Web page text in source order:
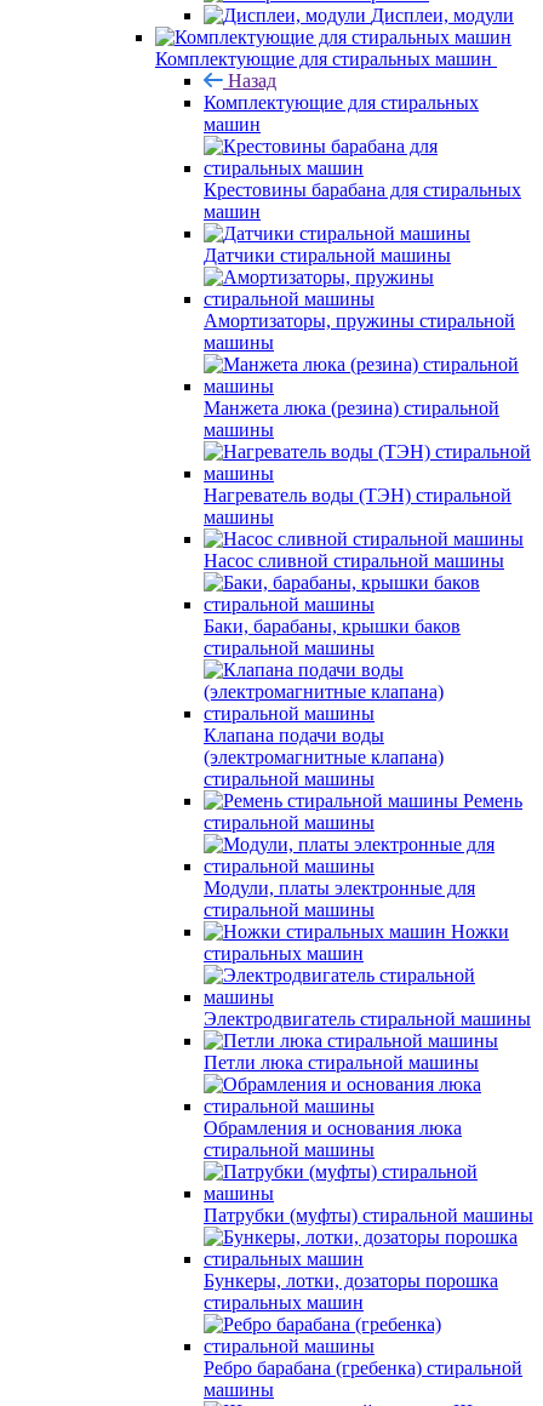
Дисплеи, модули
Комплектующие для стиральных машин
Назад
Комплектующие для стиральных
машин
Крестовины барабана для стиральных
машин
Датчики стиральной машины
Амортизаторы, пружины стиральной
машины
Манжета люка (резина) стиральной
машины
Нагреватель воды (ТЭН) стиральной
машины
Насос сливной стиральной машины
Баки, барабаны, крышки баков
стиральной машины
Клапана подачи воды
(электромагнитные клапана)
стиральной машины
Ремень
стиральной машины
Модули, платы электронные для
стиральной машины
Ножки
стиральных машин
Электродвигатель стиральной машины
Петли люка стиральной машины
Обрамления и основания люка
стиральной машины
Патрубки (муфты) стиральной машины
Бункеры, лотки, дозаторы порошка
стиральных машин
Ребро барабана (гребенка) стиральной
машины